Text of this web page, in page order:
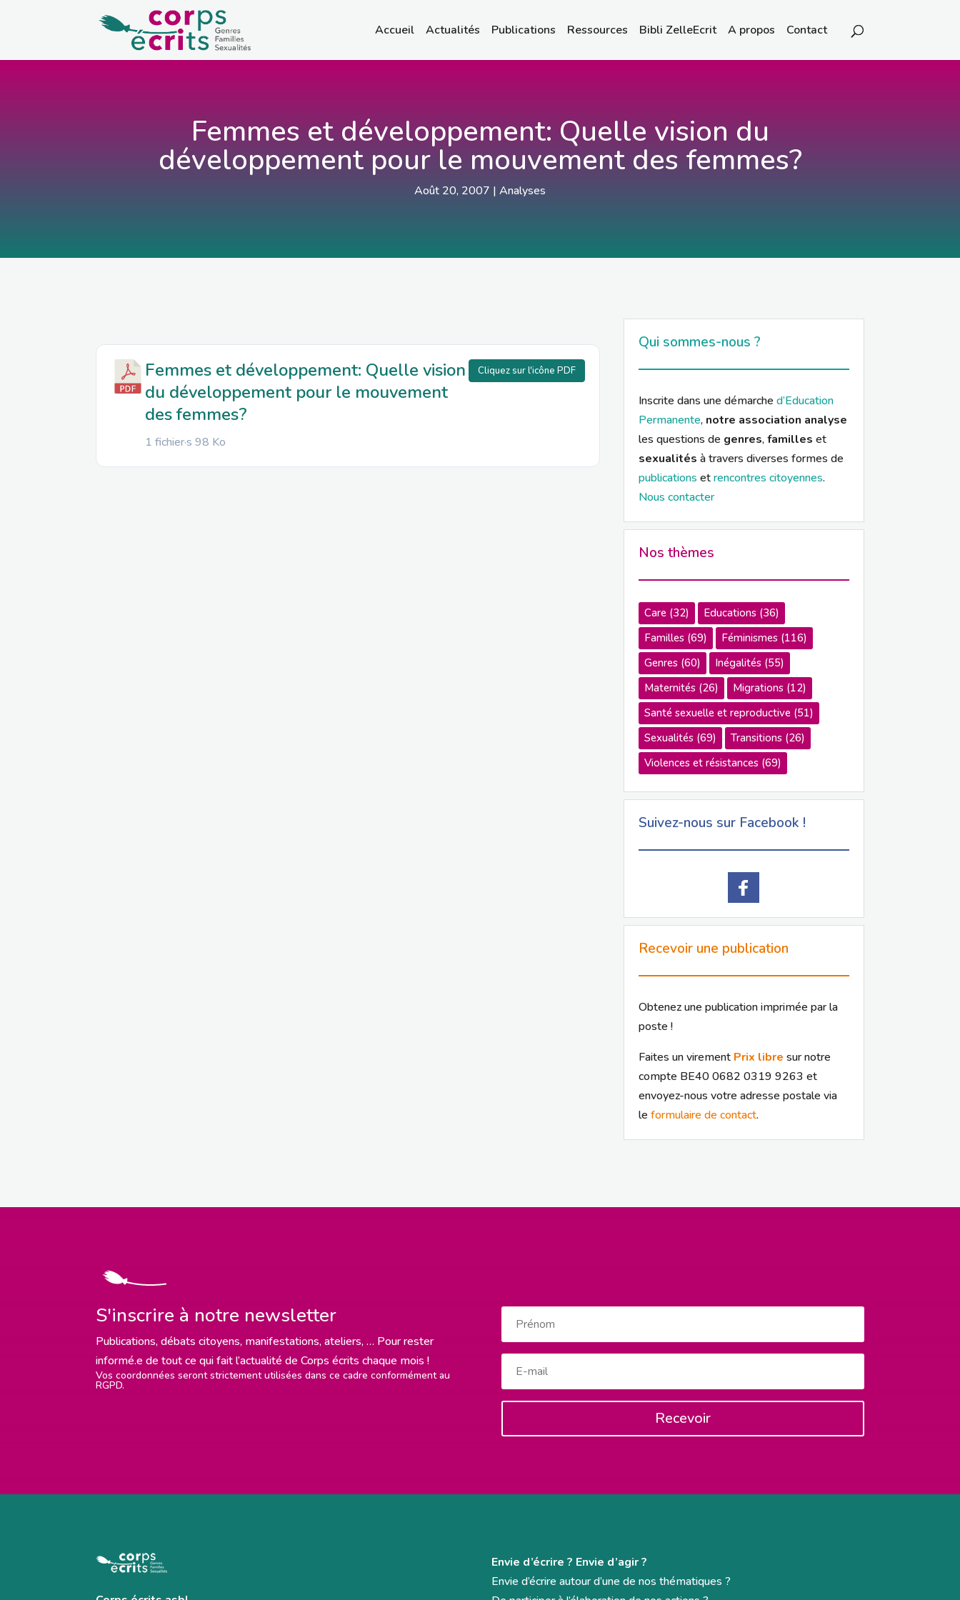
Accueil Actualités Publications Ressources Bibli ZelleEcrit A propos Contact
Femmes et développement: Quelle vision du
développement pour le mouvement des femmes?
Août 20, 2007 | Analyses
Femmes et développement: Quelle vision
du développement pour le mouvement
des femmes?
1 fichier·s98 Ko
Cliquez sur l'icône PDF
Qui sommes-nous ?
Inscrite dans une démarche d’Education
Permanente, notre association analyse
les questions de genres,familles et
sexualités à travers diverses formes de
publications etrencontres citoyennes.
Nous contacter
Nos thèmes
Care(32) Educations(36)
Familles(69) Féminismes(116)
Genres(60) Inégalités(55)
Maternités(26) Migrations(12)
Santé sexuelle et reproductive(51)
Sexualités(69) Transitions(26)
Violences et résistances(69)
Suivez-nous sur Facebook !
Recevoir une publication
Obtenez une publication imprimée par la
poste !
Faites un virement Prix libre sur notre
compte BE40 0682 0319 9263 et
envoyez-nous votre adresse postale via
le formulaire de contact.
S'inscrire à notre newsletter
Publications, débats citoyens, manifestations, ateliers, … Pour rester
informé.e de tout ce qui fait l’actualité de Corps écrits chaque mois !
Vos coordonnées seront strictement utilisées dans ce cadre conformément au
RGPD.
Recevoir
Envie d’écrire ? Envie d’agir ?
Envie d’écrire autour d’une de nos thématiques ?